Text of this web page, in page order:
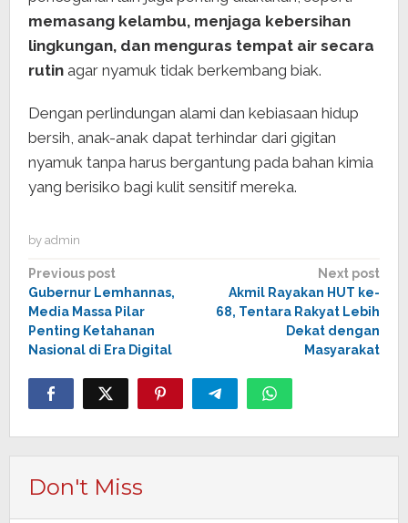
memasang kelambu, menjaga kebersihan
lingkungan, dan menguras tempat air secara
rutin agar nyamuk tidak berkembang biak.
Dengan perlindungan alami dan kebiasaan hidup
bersih, anak-anak dapat terhindar dari gigitan
nyamuk tanpa harus bergantung pada bahan kimia
yang berisiko bagi kulit sensitif mereka.
by admin
Post
navigation
Previous post
Gubernur Lemhannas,
Media Massa Pilar
Penting Ketahanan
Nasional di Era Digital
Next post
Akmil Rayakan HUT ke-
68, Tentara Rakyat Lebih
Dekat dengan
Masyarakat
Don't Miss